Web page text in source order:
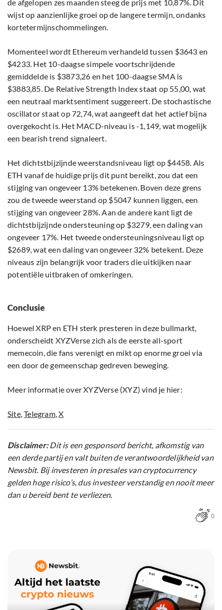
de afgelopen zes maanden steeg de prijs met 10,87%. Dit
wijst op aanzienlijke groei op de langere termijn, ondanks
kortetermijnschommelingen.
Momenteel wordt Ethereum verhandeld tussen $3643 en
$4233. Het 10-daagse simpele voortschrijdende
gemiddelde is $3873,26 en het 100-daagse SMA is
$3883,85. De Relative Strength Index staat op 55,00, wat
een neutraal marktsentiment suggereert. De stochastische
oscillator staat op 72,74, wat aangeeft dat het actief bijna
overgekocht is. Het MACD-niveau is -1,149, wat mogelijk
een bearish trend signaleert.
Het dichtstbijzijnde weerstandsniveau ligt op $4458. Als
ETH vanaf de huidige prijs dit punt bereikt, zou dat een
stijging van ongeveer 13% betekenen. Boven deze grens
zou de tweede weerstand op $5047 kunnen liggen, een
stijging van ongeveer 28%. Aan de andere kant ligt de
dichtstbijzijnde ondersteuning op $3279, een daling van
ongeveer 17%. Het tweede ondersteuningsniveau ligt op
$2689, wat een daling van ongeveer 32% betekent. Deze
niveaus zijn belangrijk voor traders die uitkijken naar
potentiële uitbraken of omkeringen.
Conclusie
Hoewel XRP en ETH sterk presteren in deze bullmarkt,
onderscheidt XYZVerse zich als de eerste all-sport
memecoin, die fans verenigt en mikt op enorme groei via
een door de gemeenschap gedreven beweging.
Meer informatie over XYZVerse (XYZ) vind je hier:
Site,Telegram,X
Disclaimer:Dit is een gesponsord bericht, afkomstig van
een derde partij en valt buiten de verantwoordelijkheid van
Newsbit. Bij investeren in presales van cryptocurrency
gelden hoge risico’s, dus investeer verstandig en nooit meer
dan u bereid bent te verliezen.
0